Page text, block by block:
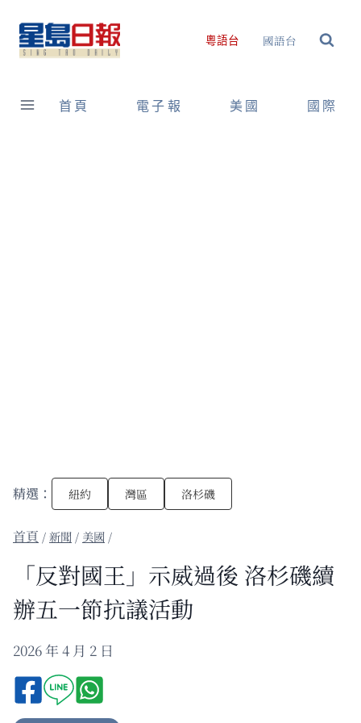
content
粵語台 國語台
首頁 電子報 美國 國際
精選： 紐約 灣區 洛杉磯
/新聞 / 美國 /
「反對國王」示威過後 洛杉磯續
辦五一節抗議活動
2026 年 4 月 2 日